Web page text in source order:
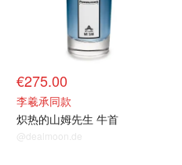
€275.00
李羲承同款
炽热的山姆先生 牛首
@dealmoon.de